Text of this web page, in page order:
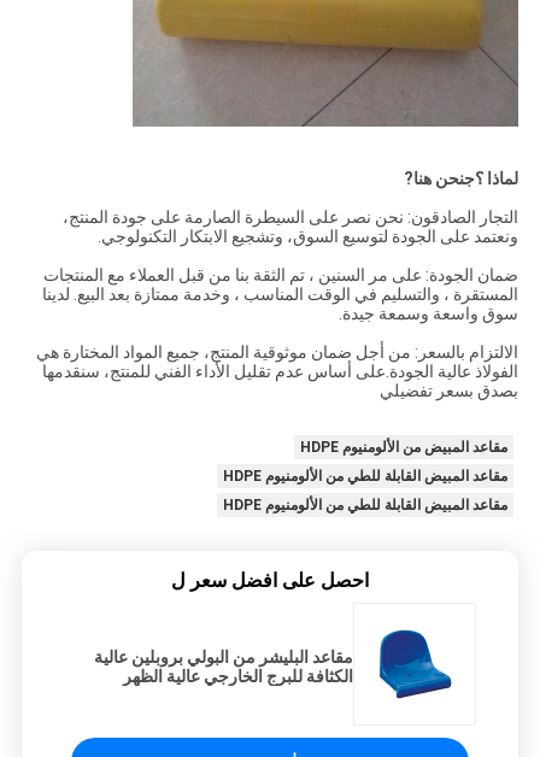
لماذا ؟جنحن هنا?
التجار الصادقون: نحن نصر على السيطرة الصارمة على جودة المنتج،
ونعتمد على الجودة لتوسيع السوق، وتشجيع الابتكار التكنولوجي.
ضمان الجودة: على مر السنين ، تم الثقة بنا من قبل العملاء مع المنتجات
المستقرة ، والتسليم في الوقت المناسب ، وخدمة ممتازة بعد البيع. لدينا
سوق واسعة وسمعة جيدة.
الالتزام بالسعر: من أجل ضمان موثوقية المنتج، جميع المواد المختارة هي
الفولاذ عالية الجودة.على أساس عدم تقليل الأداء الفني للمنتج، سنقدمها
بصدق بسعر تفضيلي
مقاعد المبيض من الألومنيوم HDPE
مقاعد المبيض القابلة للطي من الألومنيوم HDPE
مقاعد المبيض القابلة للطي من الألومنيوم HDPE
احصل على افضل سعر ل
مقاعد البليشر من البولي بروبلين عالية
الكثافة للبرج الخارجي عالية الظهر